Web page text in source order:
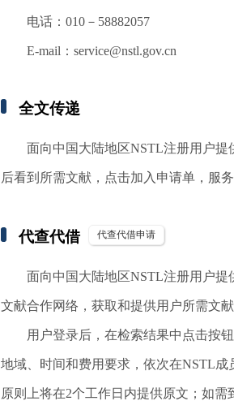
电话：010－58882057
E-mail：service@nstl.gov.cn
全文传递
面向中国大陆地区NSTL注册用户
后看到所需文献，点击加入申请单，服
代查代借 代查代借申请
面向中国大陆地区NSTL注册用户
文献合作网络，获取和提供用户所需文
用户登录后，在检索结果中点击按
地域、时间和费用要求，依次在NSTL
原则上将在2个工作日内提供原文；如